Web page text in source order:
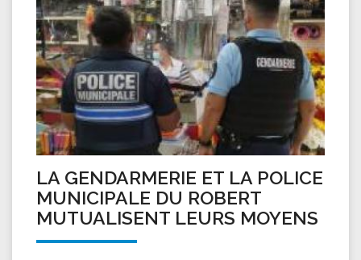
LA GENDARMERIE ET LA POLICE
MUNICIPALE DU ROBERT
MUTUALISENT LEURS MOYENS